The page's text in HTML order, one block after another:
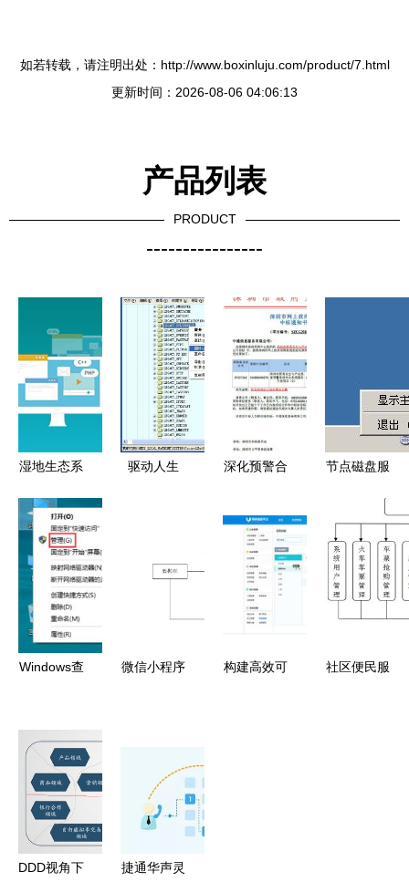
如若转载，请注明出处：http://www.boxinluju.com/product/7.html
更新时间：2026-08-06 04:06:13
产品列表
PRODUCT
----------------
湿地生态系
统服务的多
维功能与实
践路径
驱动人生
深化预警合
全发展——
我院成功中
标“深圳市
贸易安全与
警系统”专
节点磁盘服
统服务完全
指南
Windows查
方法详解
微信小程序
构建高效可
社区便民服
DDD视角下 捷通华声灵